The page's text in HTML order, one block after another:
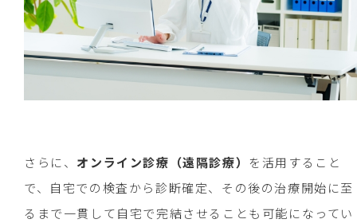
さらに、 オンライン診療（遠隔診療） を活用すること
で、自宅での検査から診断確定、その後の治療開始に至
るまで一貫して自宅で完結させることも可能になってい